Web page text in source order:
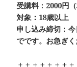
受講料：2000円
対象：18歳以上
申し込み締切：
でです。お急ぎく
＋＋＋＋＋＋＋